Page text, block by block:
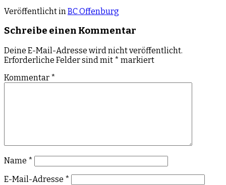
Veröffentlicht in BC Offenburg
Schreibe einen Kommentar
Deine E-Mail-Adresse wird nicht veröffentlicht.
Erforderliche Felder sind mit * markiert
Kommentar *
Name *
E-Mail-Adresse *